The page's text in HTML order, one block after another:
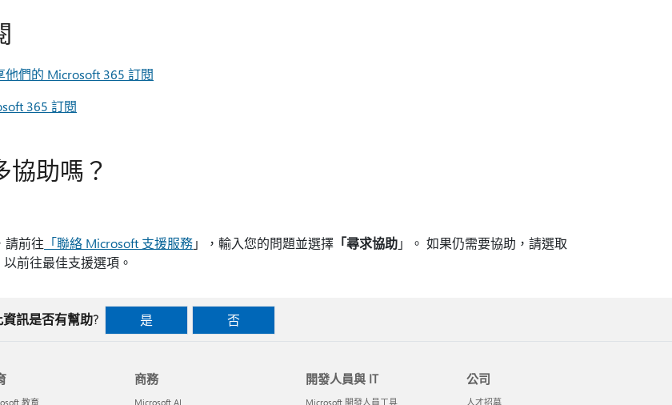
他們的 Microsoft 365 訂閱
365 訂閱
協助嗎？
請前往 「聯絡 Microsoft 支援服務」，輸入您的問題並選擇 「尋求協助」。 如果仍需要協助，請選取
以前往最佳支援選項。
資訊是否有幫助? 是 否
教育
商務
Microsoft AI
開發人員與 IT
Microsoft 開發人員工具
公司
人才招募